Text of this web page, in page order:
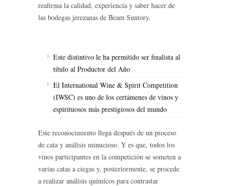
reafirma la calidad, experiencia y saber hacer de
las bodegas jerezanas de Beam Suntory.
Este distintivo le ha permitido ser finalista al
título al Productor del Año
El International Wine & Spirit Competition
(IWSC) es uno de los certámenes de vinos y
espirituosos más prestigiosos del mundo
Este reconocimiento llega después de un proceso
de cata y análisis minucioso. Y es que, todos los
vinos participantes en la competición se someten a
varias catas a ciegas y, posteriormente, se procede
a realizar análisis químicos para contrastar